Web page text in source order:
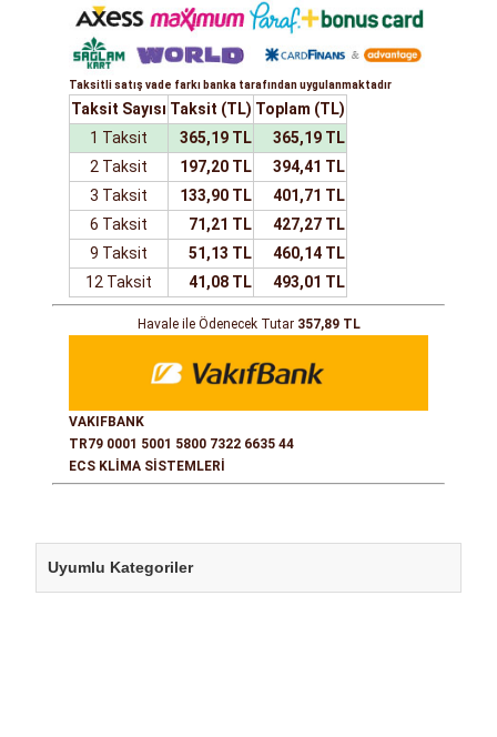
Taksitli satış vade farkı banka tarafından uygulanmaktadır
Taksit Sayısı Taksit (TL) Toplam (TL)
1 Taksit
365,19 TL
365,19 TL
2 Taksit
197,20 TL
394,41 TL
3 Taksit
133,90 TL
401,71 TL
6 Taksit
71,21 TL
427,27 TL
9 Taksit
51,13 TL
460,14 TL
12 Taksit
41,08 TL 493,01 TL
Havale ile Ödenecek Tutar 357,89 TL
VAKIFBANK
TR79 0001 5001 5800 7322 6635 44
ECS KLİMA SİSTEMLERİ
Uyumlu Kategoriler